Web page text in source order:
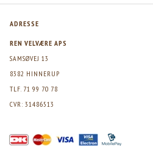
ADRESSE
REN VELVÆRE APS
SAMSØVEJ 13
8382 HINNERUP
TLF. 71 99 70 78
CVR: 31486513